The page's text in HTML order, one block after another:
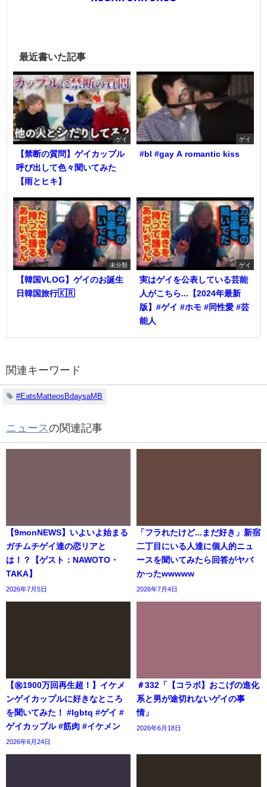
最近書いた記事
ゲイ
【禁断の質問】ゲイカップル
呼び出して色々聞いてみた
【雨とヒキ】
ゲイ
#bl #gay A romantic kiss
未分類
【韓国VLOG】ゲイのお誕生
日韓国旅行🇰🇷
ゲイ
実はゲイを公表している芸能
人がこちら...【2024年最新
版】#ゲイ #ホモ #同性愛 #芸
能人
関連キーワード
#EatsMatteosBdaysaMB
ニュース の関連記事
【9monNEWS】いよいよ始まる
ガチムチゲイ達の恋リアと
は！？【ゲスト：NAWOTO・
TAKA】
2026年7月5日
「フラれたけど...まだ好き」新宿
二丁目にいる人達に個人的ニュ
ースを聞いてみたら回答がヤバ
かったwwwww
2026年7月4日
【㊗️1900万回再生超！】イケメ
ンゲイカップルに好きなところ
を聞いてみた！ #lgbtq #ゲイ #
ゲイカップル #筋肉 #イケメン
2026年6月24日
＃332「【コラボ】おこげの進化
系と男が途切れないゲイの事
情」
2026年6月18日